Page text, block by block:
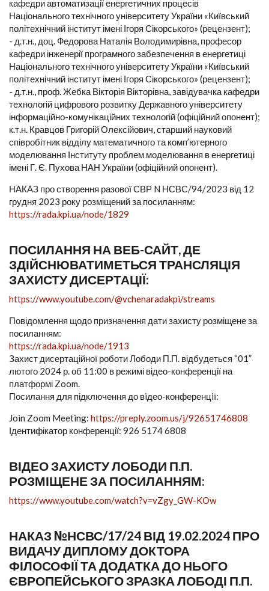
кафедри автоматизації енергетичних процесів
Національного технічного університету України «Київський
політехнічний інститут імені Ігоря Сікорського» (рецензент);
- д.т.н., доц. Федорова Наталія Володимирівна, професор
кафедри інженерії програмного забезпечення в енергетиці
Національного технічного університету України «Київський
політехнічний інститут імені Ігоря Сікорського» (рецензент);
- д.т.н., проф. Жебка Вікторія Вікторівна, завідувачка кафедри
технологій цифрового розвитку Державного університету
інформаційно-комунікаційних технологій (офіційний опонент);
к.т.н. Кравцов Григорій Олексійович, старший науковий
співробітник відділу математичного та комп’ютерного
моделювання Інституту проблем моделювання в енергетиці
імені Г. Є. Пухова НАН України (офіційний опонент).
НАКАЗ про створення разової СВР N НСВС/94/2023 від 12
грудня 2023 року розміщений за посиланням:
https://rada.kpi.ua/node/1829
ПОСИЛАННЯ НА ВЕБ-САЙТ, ДЕ
ЗДІЙСНЮВАТИМЕТЬСЯ ТРАНСЛЯЦІЯ
ЗАХИСТУ ДИСЕРТАЦІЇ:
https://www.youtube.com/@vchenaradakpi/streams
Повідомлення щодо призначення дати захисту розміщене за
посиланням:
https://rada.kpi.ua/node/1913
Захист дисертаційної роботи Лободи П.П. відбудеться “01”
лютого 2024 р. об 11:00 в режимі відео-конференції на
платформі Zoom.
Посилання для підключення до вiдео-конференцiї:
Join Zoom Meeting: https://preply.zoom.us/j/92651746808
Ідентифікатор конференції: 926 5174 6808
ВІДЕО ЗАХИСТУ ЛОБОДИ П.П.
РОЗМІЩЕНЕ ЗА ПОСИЛАННЯМ:
https://www.youtube.com/watch?v=vZgy_GW-KOw
НАКАЗ №НСВС/17/24 ВІД 19.02.2024 ПРО
ВИДАЧУ ДИПЛОМУ ДОКТОРА
ФІЛОСОФІЇ ТА ДОДАТКА ДО НЬОГО
ЄВРОПЕЙСЬКОГО ЗРАЗКА ЛОБОДІ П.П.